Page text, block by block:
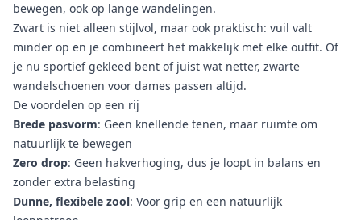
bewegen, ook op lange wandelingen.
Zwart is niet alleen stijlvol, maar ook praktisch: vuil valt
minder op en je combineert het makkelijk met elke outfit. Of
je nu sportief gekleed bent of juist wat netter, zwarte
wandelschoenen voor dames passen altijd.
De voordelen op een rij
Brede pasvorm: Geen knellende tenen, maar ruimte om
natuurlijk te bewegen
Zero drop: Geen hakverhoging, dus je loopt in balans en
zonder extra belasting
Dunne, flexibele zool: Voor grip en een natuurlijk